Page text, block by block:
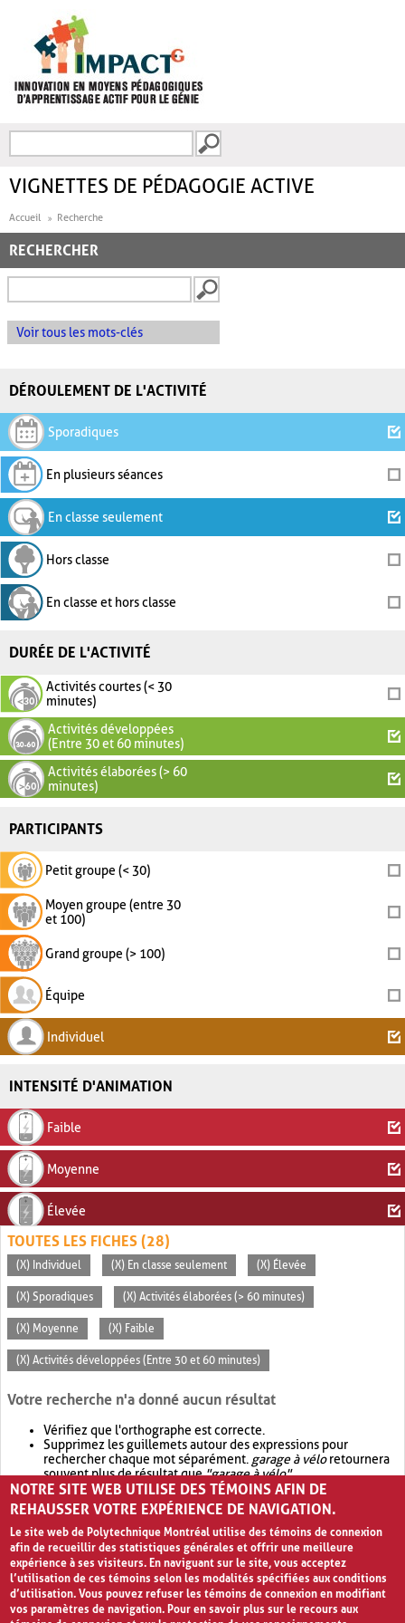
FORMULAIRE DE
VIGNETTES DE PÉDAGOGIE ACTIVE
Accueil Recherche
RECHERCHER
Voir tous les mots-clés
DÉROULEMENT DE L'ACTIVITÉ
Sporadiques
En plusieurs séances
En classe seulement
Hors classe
En classe et hors classe
DURÉE DE L'ACTIVITÉ
Activités courtes (< 30
minutes)
Activités développées
(Entre 30 et 60 minutes)
Activités élaborées (> 60
minutes)
PARTICIPANTS
Petit groupe (< 30)
Moyen groupe (entre 30
et 100)
Grand groupe (> 100)
Équipe
Individuel
INTENSITÉ D'ANIMATION
Faible
Moyenne
Élevée
TOUTES LES FICHES (28)
(X) Individuel (X) En classe seulement (X) Élevée
(X) Sporadiques (X) Activités élaborées (> 60 minutes)
(X) Moyenne (X) Faible
(X) Activités développées (Entre 30 et 60 minutes)
Votre recherche n'a donné aucun résultat
Vérifiez que l'orthographe est correcte.
Supprimez les guillemets autour des expressions pour
rechercher chaque mot séparément. garage à véloretournera
souvent plus de résultat que"garage à vélo".
Envisagez d'élargir votre recherche avec OR.garage OR vélo
retournera souvent plus de résultat quegarage à vélo
NOTRE SITE WEB UTILISE DES TÉMOINS AFIN DE
REHAUSSER VOTRE EXPÉRIENCE DE NAVIGATION.
Le site web de Polytechnique Montréal utilise des témoins de connexion
afin de recueillir des statistiques générales et offrir une meilleure
expérience à ses visiteurs. En naviguant sur le site, vous acceptez
l’utilisation de ces témoins selon les modalités spécifiées aux conditions
d’utilisation. Vous pouvez refuser les témoins de connexion en modifiant
vos paramètres de navigation. Pour en savoir plus sur le recours aux